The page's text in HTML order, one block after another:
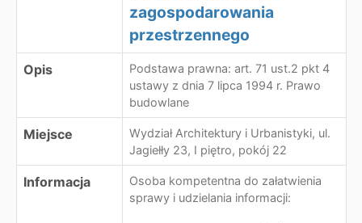
zagospodarowania
przestrzennego
Opis
Podstawa prawna: art. 71 ust.2 pkt 4
ustawy z dnia 7 lipca 1994 r. Prawo
budowlane
Miejsce
Wydział Architektury i Urbanistyki, ul.
Jagiełły 23, I piętro, pokój 22
Informacja
Osoba kompetentna do załatwienia
sprawy i udzielania informacji: